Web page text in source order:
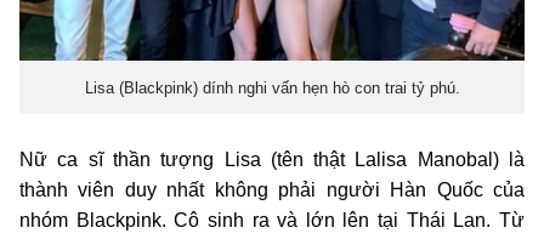
Lisa (Blackpink) dính nghi vấn hẹn hò con trai tỷ phú.
Nữ ca sĩ thần tượng Lisa (tên thật Lalisa Manobal) là
thành viên duy nhất không phải người Hàn Quốc của
nhóm Blackpink. Cô sinh ra và lớn lên tại Thái Lan. Từ